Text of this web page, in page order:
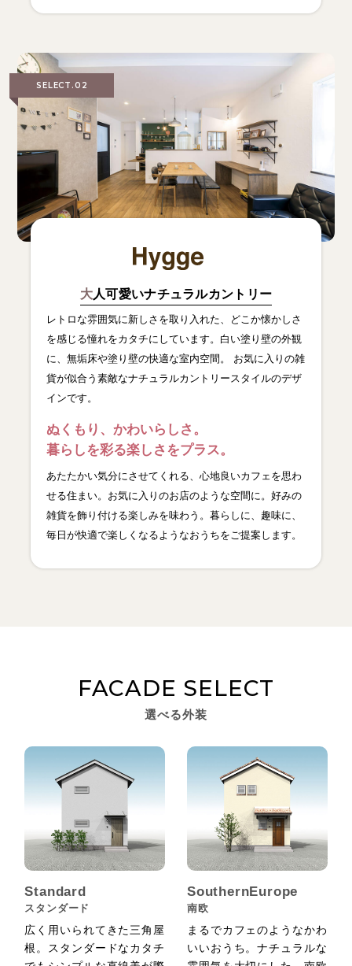
大人可愛いナチュラルカントリー
レトロな雰囲気に新しさを取り入れた、どこか懐かしさ
を感じる憧れをカタチにしています。白い塗り壁の外観
に、無垢床や塗り壁の快適な室内空間。 お気に入りの雑
貨が似合う素敵なナチュラルカントリースタイルのデザ
インです。
ぬくもり、かわいらしさ。
暮らしを彩る楽しさをプラス。
あたたかい気分にさせてくれる、心地良いカフェを思わ
せる住まい。お気に入りのお店のような空間に。好みの
雑貨を飾り付ける楽しみを味わう。暮らしに、趣味に、
毎日が快適で楽しくなるようなおうちをご提案します。
FACADE SELECT
選べる外装
Standard
スタンダード
広く用いられてきた三角屋
根。スタンダードなカタチ
SouthernEurope
南欧
まるでカフェのようなかわ
いいおうち。ナチュラルな